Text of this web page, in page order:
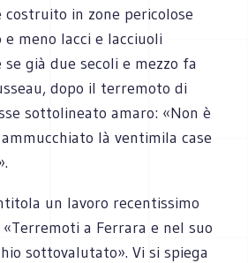
costruito in zone pericolose
e meno lacci e lacciuoli
se già due secoli e mezzo fa
dopo il terremoto di
sottolineato amaro: «Non è
là ventimila case
un lavoro recentissimo
a Ferrara e nel suo
sottovalutato». Vi si spiega